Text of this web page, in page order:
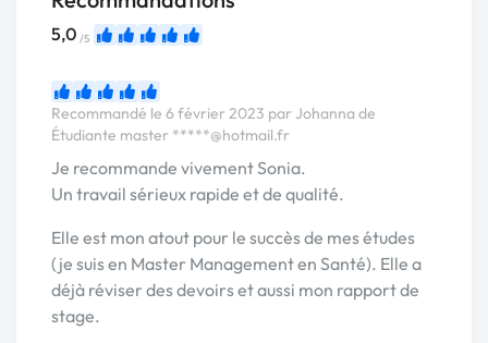
5,0 /5
Recommandé le 6 février 2023 par Johanna de
Étudiante master *****@hotmail.fr
Je recommande vivement Sonia.
Un travail sérieux rapide et de qualité.
Elle est mon atout pour le succès de mes études
(je suis en Master Management en Santé). Elle a
déjà réviser des devoirs et aussi mon rapport de
stage.